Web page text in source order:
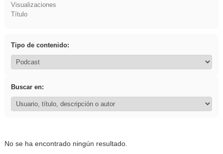
Visualizaciones
Título
Tipo de contenido:
Buscar en:
No se ha encontrado ningún resultado.